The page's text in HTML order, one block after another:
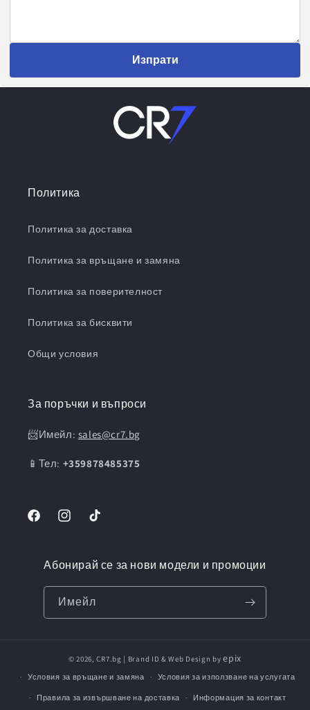
Изпрати
Политика
Политика за доставка
Политика за връщане и замяна
Политика за поверителност
Политика за бисквити
Общи условия
За поръчки и въпроси
📨Имейл: sales@cr7.bg
📱Тел: +359878485375
FacebookInstagramTikTok
Абонирай се за нови модели и промоции
Имейл
© 2026,CR7.bg | Brand ID & Web Design byepix
Условия за връщане и замяна Условия за използване на услугата
Правила за извършване на доставка Информация за контакт